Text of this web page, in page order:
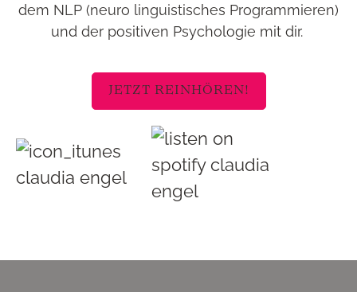
dem NLP (neuro linguistisches Programmieren)
und der positiven Psychologie mit dir.
JETZT REINHÖREN!